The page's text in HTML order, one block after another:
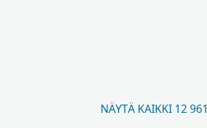
NÄYTÄ KAIKKI 12 961